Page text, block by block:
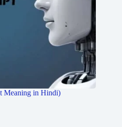
Meaning in Hindi)